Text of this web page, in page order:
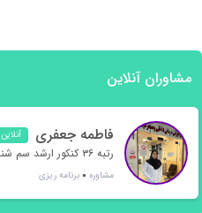
مشاوران آنلاین
فاطمه جعفری آنلاین
رتبه ۳۶ کنکور ارشد سم شناسی
مشاوره برنامه ریزی